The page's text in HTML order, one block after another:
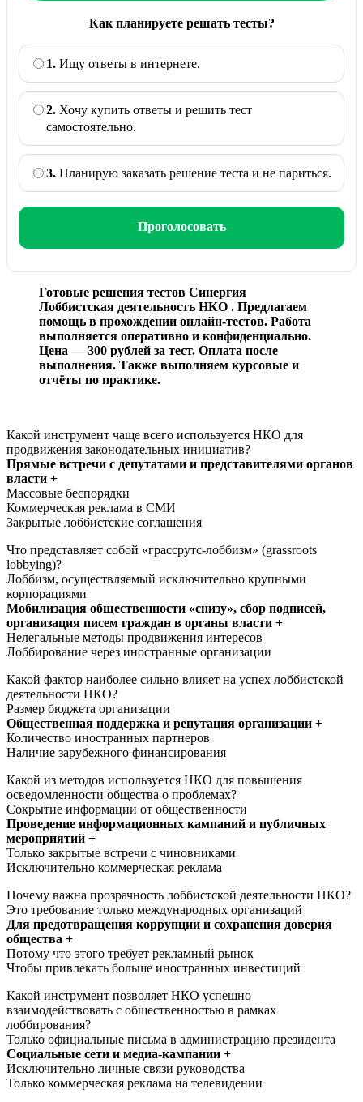
Как планируете решать тесты?
1. Ищу ответы в интернете.
2. Хочу купить ответы и решить тест
самостоятельно.
3. Планирую заказать решение теста и не париться.
Проголосовать
Готовые решения тестов Синергия
Лоббистская деятельность НКО . Предлагаем
помощь в прохождении онлайн-тестов. Работа
выполняется оперативно и конфиденциально.
Цена — 300 рублей за тест. Оплата после
выполнения. Также выполняем курсовые и
отчёты по практике.
Какой инструмент чаще всего используется НКО для
продвижения законодательных инициатив?
Прямые встречи с депутатами и представителями органов
власти +
Массовые беспорядки
Коммерческая реклама в СМИ
Закрытые лоббистские соглашения
Что представляет собой «грассрутс-лоббизм» (grassroots
lobbying)?
Лоббизм, осуществляемый исключительно крупными
корпорациями
Мобилизация общественности «снизу», сбор подписей,
организация писем граждан в органы власти +
Нелегальные методы продвижения интересов
Лоббирование через иностранные организации
Какой фактор наиболее сильно влияет на успех лоббистской
деятельности НКО?
Размер бюджета организации
Общественная поддержка и репутация организации +
Количество иностранных партнеров
Наличие зарубежного финансирования
Какой из методов используется НКО для повышения
осведомленности общества о проблемах?
Сокрытие информации от общественности
Проведение информационных кампаний и публичных
мероприятий +
Только закрытые встречи с чиновниками
Исключительно коммерческая реклама
Почему важна прозрачность лоббистской деятельности НКО?
Это требование только международных организаций
Для предотвращения коррупции и сохранения доверия
общества +
Потому что этого требует рекламный рынок
Чтобы привлекать больше иностранных инвестиций
Какой инструмент позволяет НКО успешно
взаимодействовать с общественностью в рамках
лоббирования?
Только официальные письма в администрацию президента
Социальные сети и медиа-кампании +
Исключительно личные связи руководства
Только коммерческая реклама на телевидении